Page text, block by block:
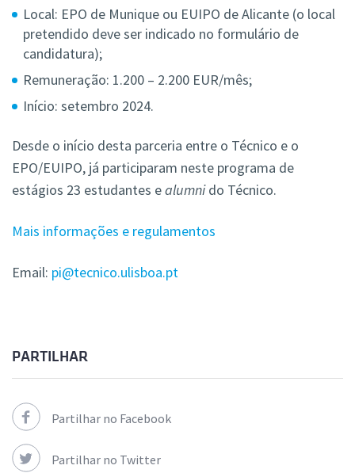
Local: EPO de Munique ou EUIPO de Alicante (o local
pretendido deve ser indicado no formulário de
candidatura);
Remuneração: 1.200 – 2.200 EUR/mês;
Início: setembro 2024.
Desde o início desta parceria entre o Técnico e o
EPO/EUIPO, já participaram neste programa de
estágios 23 estudantes ealumnido Técnico.
Mais informações e regulamentos
Email: pi@tecnico.ulisboa.pt
PARTILHAR
Partilhar no Facebook
Partilhar no Twitter